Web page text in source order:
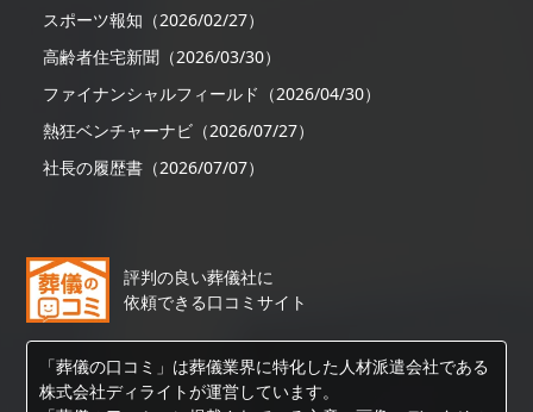
スポーツ報知（2026/02/27）
高齢者住宅新聞（2026/03/30）
ファイナンシャルフィールド（2026/04/30）
熱狂ベンチャーナビ（2026/07/27）
社長の履歴書（2026/07/07）
評判の良い葬儀社に
依頼できる口コミサイト
「葬儀の口コミ」は葬儀業界に特化した人材派遣会社である
株式会社ディライトが運営しています。